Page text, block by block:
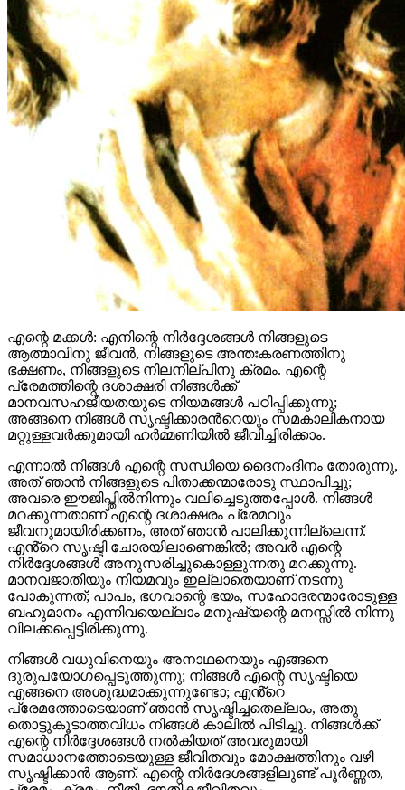
എന്റെ മക്കൾ: എനിന്റെ നിർദ്ദേശങ്ങൾ നിങ്ങളുടെ
ആത്മാവിനു ജീവൻ, നിങ്ങളുടെ അന്തഃകരണത്തിനു
ഭക്ഷണം, നിങ്ങളുടെ നിലനില്പിനു ക്രമം. എന്റെ
പ്രേമത്തിന്റെ ദശാക്ഷരി നിങ്ങൾക്ക്
മാനവസഹജീയതയുടെ നിയമങ്ങൾ പഠിപ്പിക്കുന്നു;
അങ്ങനെ നിങ്ങൾ സൃഷ്ടിക്കാരൻറെയും സമകാലികനായ
മറ്റുള്ളവർക്കുമായി ഹർമ്മണിയിൽ ജീവിച്ചിരിക്കാം.
എന്നാൽ നിങ്ങള്‍ എന്റെ സന്ധിയെ ദൈനംദിനം തോരുന്നു,
അത് ഞാൻ നിങ്ങളുടെ പിതാക്കന്മാരോടു സ്ഥാപിച്ചു;
അവരെ ഈജിപ്തിൽനിന്നും വലിച്ചെടുത്തപ്പോൾ. നിങ്ങൾ
മറക്കുന്നതാണ് എന്റെ ദശാക്ഷരം പ്രേമവും
ജീവനുമായിരിക്കണം, അത് ഞാൻ പാലിക്കുന്നില്ലെന്ന്.
എൻ്റെ സൃഷ്ടി ചോരയിലാണെങ്കിൽ; അവർ എന്റെ
നിർദ്ദേശങ്ങൾ അനുസരിച്ചുകൊള്ളുന്നതു മറക്കുന്നു.
മാനവജാതിയും നിയമവും ഇല്ലാതെയാണ് നടന്നു
പോകുന്നത്; പാപം, ഭഗവാന്റെ ഭയം, സഹോദരന്മാരോടുള്ള
ബഹുമാനം എന്നിവയെല്ലാം മനുഷ്യന്റെ മനസ്സിൽ നിന്നു
വിലക്കപ്പെട്ടിരിക്കുന്നു.
നിങ്ങൾ വധുവിനെയും അനാഥനെയും എങ്ങനെ
ദുരുപയോഗപ്പെടുത്തുന്നു; നിങ്ങള്‍ എന്റെ സൃഷ്ടിയെ
എങ്ങനെ അശുദ്ധമാക്കുന്നുണ്ടോ; എൻ്റെ
പ്രേമത്തോടെയാണ് ഞാൻ സൃഷ്ടിച്ചതെല്ലാം, അതു
തൊട്ടുകൂടാത്തവിധം നിങ്ങൾ കാലിൽ പിടിച്ചു. നിങ്ങള്‍ക്ക്
എന്റെ നിർദ്ദേശങ്ങൾ നൽകിയത് അവരുമായി
സമാധാനത്തോടെയുള്ള ജീവിതവും മോക്ഷത്തിനും വഴി
സൃഷ്ടിക്കാൻ ആണ്. എന്റെ നിർദേശങ്ങളിലുണ്ട് പൂർണ്ണത,